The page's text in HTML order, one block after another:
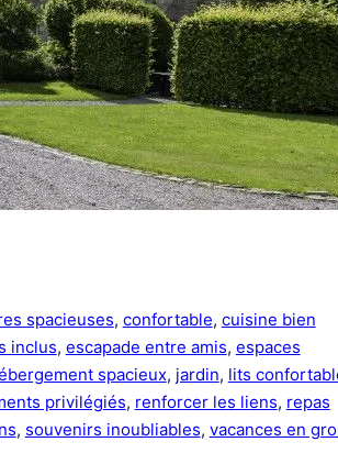
spacieuses, confortable, cuisine bien
inclus, escapade entre amis, espaces
spacieux, jardin, lits
privilégiés, renforcer les liens, repas
, souvenirs inoubliables, vacances en